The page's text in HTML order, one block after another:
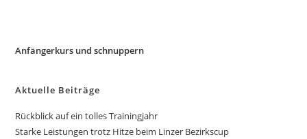
Anfängerkurs und schnuppern
Aktuelle Beiträge
Rückblick auf ein tolles Trainingjahr
Starke Leistungen trotz Hitze beim Linzer Bezirkscup